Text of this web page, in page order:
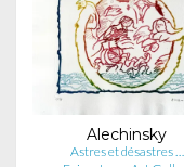
Alechinsky
Astres et désastres …